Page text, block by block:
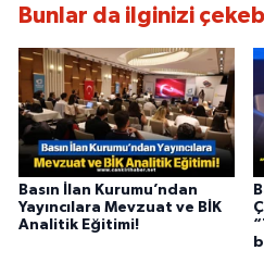
Bunlar da ilginizi
Basın İlan Kurumu’ndan
Yayıncılara Mevzuat ve BİK
Analitik Eğitimi!